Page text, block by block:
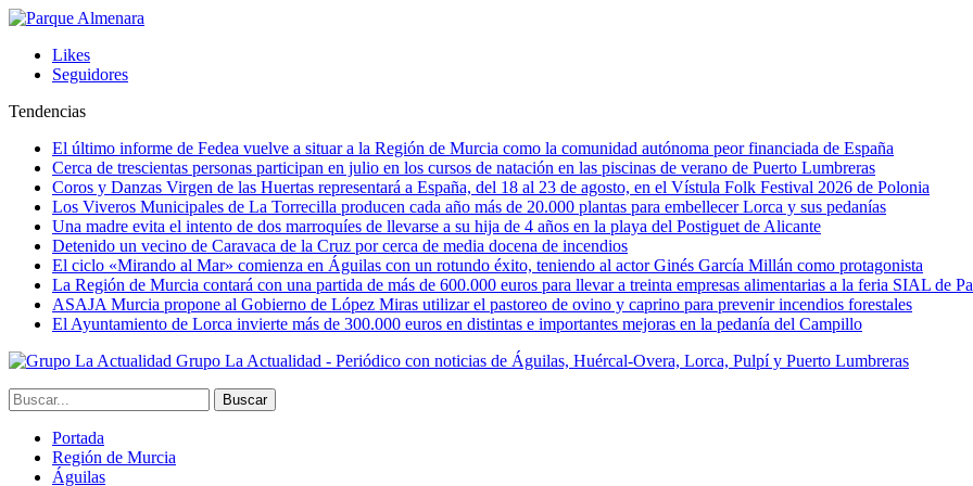
Likes
Seguidores
Tendencias
El último informe de Fedea vuelve a situar a la Región de Murcia como la comunidad autónoma peor financiada de España
Cerca de trescientas personas participan en julio en los cursos de natación en las piscinas de verano de Puerto Lumbreras
Coros y Danzas Virgen de las Huertas representará a España, del 18 al 23 de agosto, en el Vístula Folk Festival 2026 de Polonia
Los Viveros Municipales de La Torrecilla producen cada año más de 20.000 plantas para embellecer Lorca y sus pedanías
Una madre evita el intento de dos marroquíes de llevarse a su hija de 4 años en la playa del Postiguet de Alicante
Detenido un vecino de Caravaca de la Cruz por cerca de media docena de incendios
El ciclo «Mirando al Mar» comienza en Águilas con un rotundo éxito, teniendo al actor Ginés García Millán como protagonista
La Región de Murcia contará con una partida de más de 600.000 euros para llevar a treinta empresas alimentarias a la feria SIAL de
ASAJA Murcia propone al Gobierno de López Miras utilizar el pastoreo de ovino y caprino para prevenir incendios forestales
El Ayuntamiento de Lorca invierte más de 300.000 euros en distintas e importantes mejoras en la pedanía del Campillo
Grupo La Actualidad - Periódico con noticias de Águilas, Huércal-Overa, Lorca, Pulpí y Puerto Lumbreras
Portada
Región de Murcia
Águilas